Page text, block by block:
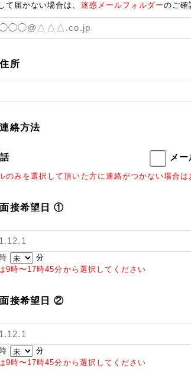
て届かない場合は、 迷惑メールフォルダーのご確
住所
連絡方法
メー
のみを選択して頂いた方に連絡がつかない場合は
面接希望日 ①
分
9時〜17時45分から選択してください
面接希望日 ②
分
9時〜17時45分から選択してください